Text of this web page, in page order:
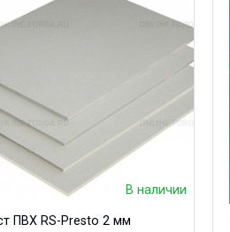
В наличии
ПВХ RS-Presto 2 мм